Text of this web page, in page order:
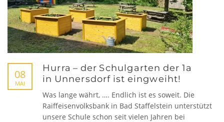
08
MAI
Hurra – der Schulgarten der 1a
in Unnersdorf ist eingweiht!
Was lange währt, …. Endlich ist es soweit. Die
Raiffeisenvolksbank in Bad Staffelstein unterstützt
unsere Schule schon seit vielen Jahren bei